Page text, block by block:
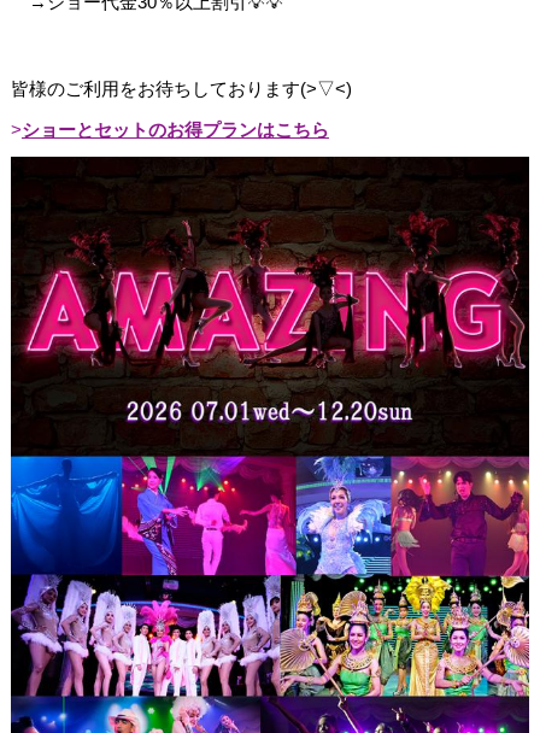
皆様のご利用をお待ちしております(>▽<)
ショーとセットのお得プランはこちら